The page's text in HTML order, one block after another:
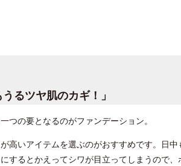
るツヤ肌のカギ！」
つの要となるのがファンデーション。
高いアイテムを選ぶのがおすすめです。日
するとかえってシワが目立ってしまうので